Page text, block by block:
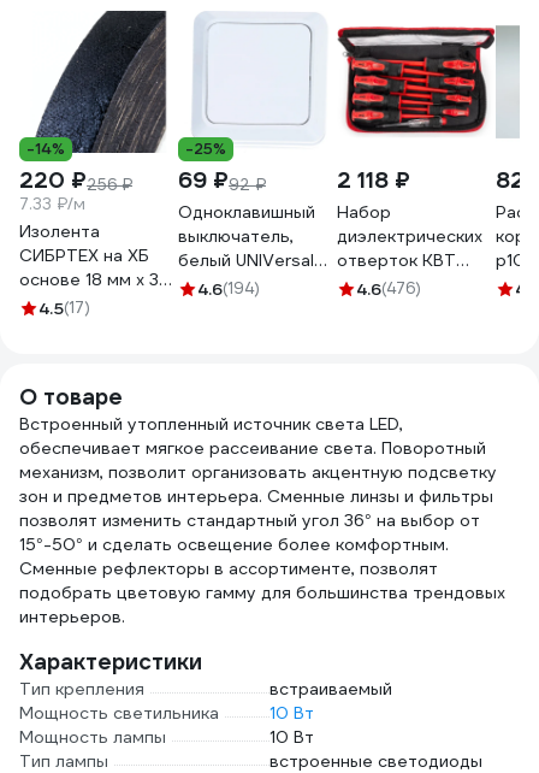
-14%
220 ₽256 ₽
7.33 ₽/м
Изолента
СИБРТЕХ на ХБ
основе 18 мм х 30
м, 300 гр. 88762
4.5(17)
-25%
69 ₽92 ₽
Одноклавишный
выключатель,
белый UNIVersal
Олимп О0021
4.6(194)
2 118 ₽
Набор
диэлектрических
отверток КВТ
Профи НИО-09
4.6(476) 4.8
О товаре
Встроенный утопленный источник света LED,
обеспечивает мягкое рассеивание света. Поворотный
механизм, позволит организовать акцентную подсветку
зон и предметов интерьера. Сменные линзы и фильтры
позволят изменить стандартный угол 36° на выбор от
15°-50° и сделать освещение более комфортным.
Сменные рефлекторы в ассортименте, позволят
подобрать цветовую гамму для большинства трендовых
интерьеров.
Характеристики
Тип крепления
встраиваемый
Мощность светильника
10 Вт
Мощность лампы
10 Вт
Тип лампы
встроенные светодиоды